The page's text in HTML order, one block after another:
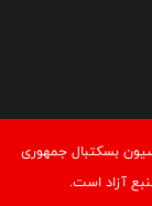
بسکتبال جمهوری
آزاد است.